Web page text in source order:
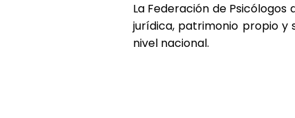
La Federación de
jurídica, patrimonio propio y
nivel nacional.